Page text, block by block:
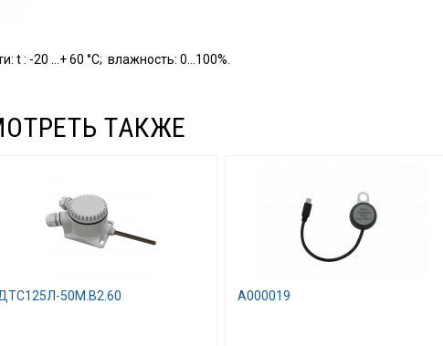
t : -20 …+ 60 °C; влажность: 0…100%.
ТАКЖЕ
50М.В2.60 A000019